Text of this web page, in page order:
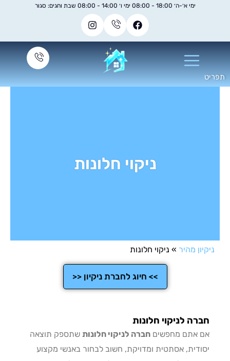
ניקוי חלונות
מהיר»ניקוי חלונות
>> חיוג לחברת ניקיון <<
לניקוי חלונות
אתם מחפשים חברה לניקוי חלונותשתספק תוצאה
אסתטית ומדויקת, חשוב לבחור באנשי מקצוע